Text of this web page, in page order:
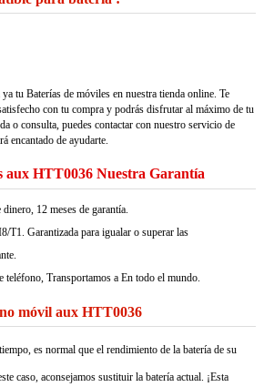
tu Baterías de móviles en nuestra tienda online. Te
con tu compra y podrás disfrutar al máximo de tu
o consulta, puedes contactar con nuestro servicio de
encantado de ayudarte.
aux HTT0036 Nuestra Garantía
12 meses de garantía.
T1. Garantizada para igualar o superar las
teléfono, Transportamos a En todo el mundo.
móvil aux HTT0036
es normal que el rendimiento de la batería de su
caso, aconsejamos sustituir la batería actual. ¡Esta